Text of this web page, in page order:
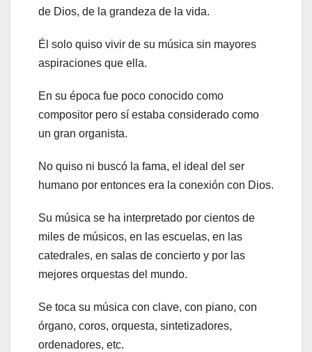
de Dios, de la grandeza de la vida.
Él solo quiso vivir de su música sin mayores
aspiraciones que ella.
En su época fue poco conocido como
compositor pero sí estaba considerado como
un gran organista.
No quiso ni buscó la fama, el ideal del ser
humano por entonces era la conexión con Dios.
Su música se ha interpretado por cientos de
miles de músicos, en las escuelas, en las
catedrales, en salas de concierto y por las
mejores orquestas del mundo.
Se toca su música con clave, con piano, con
órgano, coros, orquesta, sintetizadores,
ordenadores, etc.